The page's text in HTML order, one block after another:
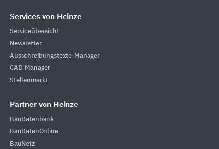
Services von Heinze
Serviceübersicht
Newsletter
Ausschreibungstexte-Manager
CAD-Manager
Stellenmarkt
Partner von Heinze
BauDatenbank
BauDatenOnline
BauNetz